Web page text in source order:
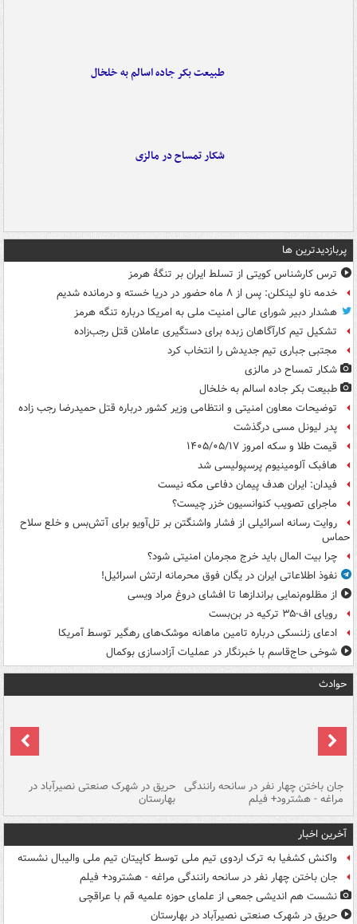
طبیعت بکر جاده اسالم به خلخال
شکار تمساح در مالزی
پربازدیدترین ها
ترس کارشناس کویتی از تسلط ایران بر تنگۀ هرمز
خدمه ناو لینکلن: پس از ۸ ماه حضور در دریا خسته و درمانده‌ شدیم
هشدار دبیر شورای عالی امنیت ملی به امریکا درباره تنگه هرمز
تشکیل تیم کارآگاهان زبده برای دستگیری عاملان قتل رجب‌زاده
مجتبی جباری تیم جدیدش را انتخاب کرد
شکار تمساح در مالزی
طبیعت بکر جاده اسالم به خلخال
توضیحات معاون امنیتی و انتظامی وزیر کشور درباره قتل حمیدرضا رجب زاده
پدر لیونل مسی درگذشت
قیمت طلا و سکه امروز ۱۴۰۵/۰۵/۱۷
هافبک آلومینیوم پرسپولیسی شد
فیدان: ایران هدف پیمان دفاعی مکه نیست
ماجرای تصویب کنوانسیون خزر چیست؟
روایت رسانه اسرائیلی از فشار واشنگتن بر تل‌آویو برای آتش‌بس و خلع سلاح
حماس
چرا بیت المال باید خرج مجرمان امنیتی شود؟
نفوذ اطلاعاتی ایران در یگان فوق محرمانه ارتش اسرائیل!
از مظلوم‌نمایی براندازها تا افشای دروغ مراد ویسی
رویای اف-۳۵ ترکیه در بن‌بست
ادعای زلنسکی درباره تامین ماهانه موشک‌های رهگیر توسط آمریکا
شوخی حاج‌قاسم با خبرنگار در عملیات آزادسازی بوکمال
حوادث
جان باختن چهار نفر در سانحه رانندگی
مراغه - هشترود+ فیلم
حریق در شهرک صنعتی نصیرآباد در
بهارستان
آخرین اخبار
واکنش کشفیا به ترک اردوی تیم ملی توسط کاپیتان تیم ملی والیبال نشسته
جان باختن چهار نفر در سانحه رانندگی مراغه - هشترود+ فیلم
نشست هم اندیشی جمعی از علمای حوزه علمیه قم با عراقچی
حریق در شهرک صنعتی نصیرآباد در بهارستان